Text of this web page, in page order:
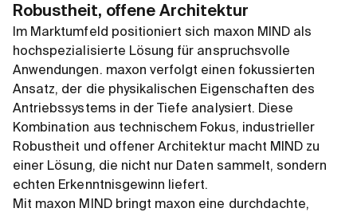
Robustheit, offene Architektur
Im Marktumfeld positioniert sich maxon MIND als
hochspezialisierte Lösung für anspruchsvolle
Anwendungen. maxon verfolgt einen fokussierten
Ansatz, der die physikalischen Eigenschaften des
Antriebssystems in der Tiefe analysiert. Diese
Kombination aus technischem Fokus, industrieller
Robustheit und offener Architektur macht MIND zu
einer Lösung, die nicht nur Daten sammelt, sondern
echten Erkenntnisgewinn liefert.
Mit maxon MIND bringt maxon eine durchdachte,